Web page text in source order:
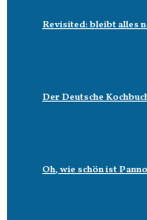
Revisited: bleibt alles
Der Deutsche
Oh, wie schön ist